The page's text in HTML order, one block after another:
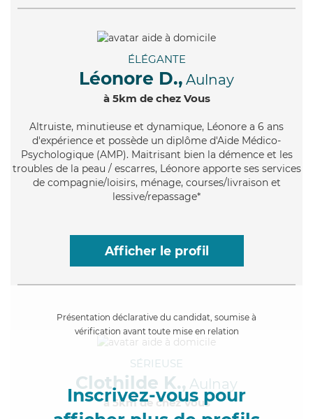
ÉLÉGANTE
Léonore D., Aulnay
à 5km de chez Vous
Altruiste, minutieuse et dynamique, Léonore a 6 ans
d'expérience et possède un diplôme d'Aide Médico-
Psychologique (AMP). Maitrisant bien la démence et les
troubles de la peau / escarres, Léonore apporte ses services
de compagnie/loisirs, ménage, courses/livraison et
lessive/repassage*
Afficher le profil
Présentation déclarative du candidat, soumise à
vérification avant toute mise en relation
Inscrivez-vous pour
SÉRIEUSE
Clothilde K., Aulnay
à 5km de chez Vous